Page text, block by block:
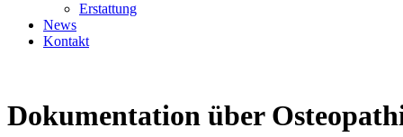
Erstattung
News
Kontakt
Dokumentation über